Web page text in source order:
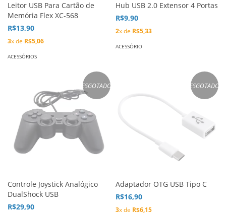
Leitor USB Para Cartão de
Memória Flex XC-568
R$13,90
3x de R$5,06
ACESSÓRIOS
Hub USB 2.0 Extensor 4 Portas
R$9,90
2x de R$5,33
ACESSÓRIO
ESGOTADO
Controle Joystick Analógico
DualShock USB
R$29,90
ESGOTADO
Adaptador OTG USB Tipo C
R$16,90
3x de R$6,15